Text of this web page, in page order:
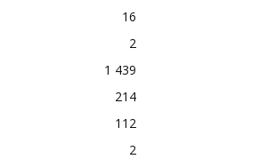
16
2
1 439
214
112
2